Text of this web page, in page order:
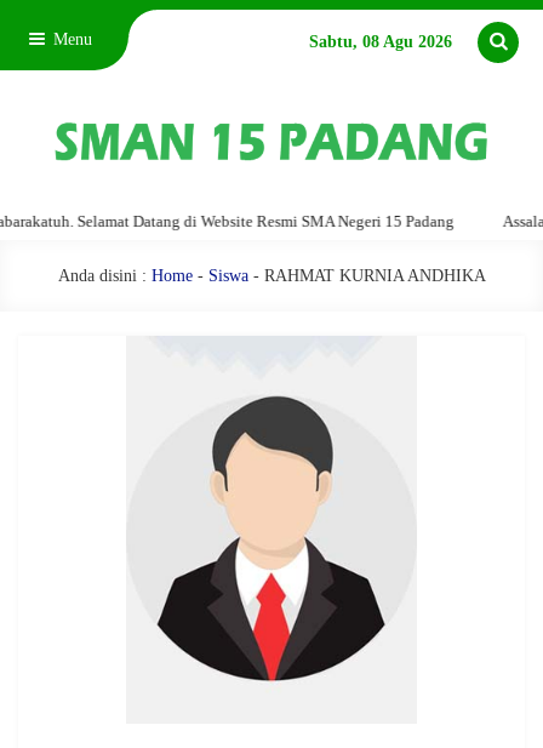
Menu Sabtu, 08 Agu 2026
Selamat Datang di Website Resmi SMA Negeri 15 Padang
Anda disini : Home- Siswa- RAHMAT KURNIA ANDHIKA